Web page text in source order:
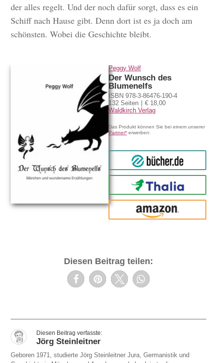
der alles regelt. Und der noch dafür sorgt, dass es ein
Schiff nach Hause gibt. Denn dort ist es ja doch am
schönsten. Wobei die Geschichte bleibt.
Peggy Wolf
Der Wunsch des
Blumenelfs
ISBN 978-3-86476-190-4
132 Seiten
€ 18,00
Waldkirch Verlag
Das Produkt können Sie bei einem unserer
Partner* erwerben:
bücher.de
Thalia
amazon
Diesen Beitrag teilen:
Jörg Steinleitner
Geboren 1971, studierte Jörg Steinleitner Jura, Germanistik und